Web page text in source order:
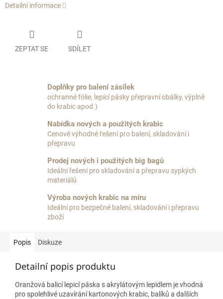
Detailní informace
ZEPTAT SE SDÍLET
Doplňky pro balení zásilek
ochranné fólie, lepící pásky přepravní obálky, výplně
do krabic apod.)
Nabídka nových a použitých krabic
Cenově výhodné řešení pro balení, skladování i
přepravu
Prodej nových i použitých big bagů
Ideální řešení pro skladování a přepravu sypkých
materiálů
Výroba nových krabic na míru
Ideální pro bezpečné balení, skladování i přepravu
zboží
Popis Diskuze
Detailní popis produktu
Oranžová balicí lepicí páska s akrylátovým lepidlem je vhodná
pro spolehlivé uzavírání kartonových krabic, balíků a dalších